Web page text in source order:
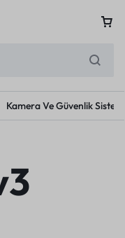
Kamera Ve Güvenlik